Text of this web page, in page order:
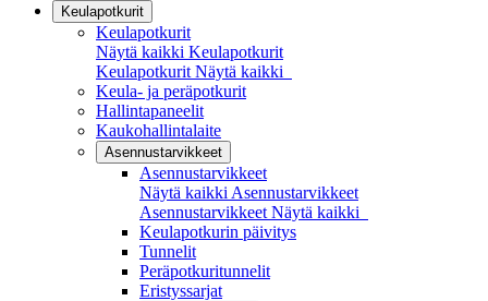
Keulapotkurit
Keulapotkurit
Näytä kaikki Keulapotkurit
Keulapotkurit Näytä kaikki
Keula- ja peräpotkurit
Hallintapaneelit
Kaukohallintalaite
Asennustarvikkeet
Asennustarvikkeet
Näytä kaikki Asennustarvikkeet
Asennustarvikkeet Näytä kaikki
Keulapotkurin päivitys
Tunnelit
Peräpotkuritunnelit
Eristyssarjat